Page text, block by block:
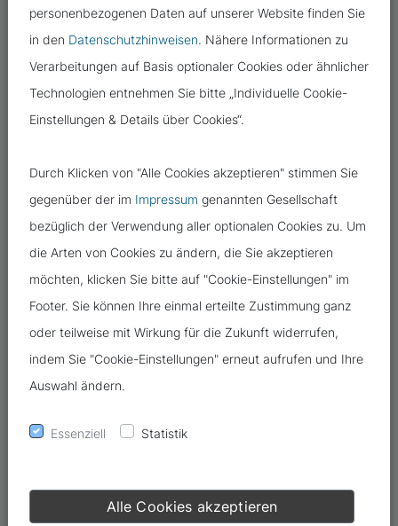
VORSICHT BEI SAMMELMAILS MIT
OFFENEM VERTEILER
personenbezogenen Daten auf unserer Website finden Sie
in den Datenschutzhinweisen. Nähere Informationen zu
Verarbeitungen auf Basis optionaler Cookies oder ähnlicher
Technologien entnehmen Sie bitte „Individuelle Cookie-
Einstellungen & Details über Cookies“.
Durch Klicken von "Alle Cookies akzeptieren" stimmen Sie
gegenüber der im Impressum genannten Gesellschaft
bezüglich der Verwendung aller optionalen Cookies zu. Um
die Arten von Cookies zu ändern, die Sie akzeptieren
möchten, klicken Sie bitte auf "Cookie-Einstellungen" im
Footer. Sie können Ihre einmal erteilte Zustimmung ganz
oder teilweise mit Wirkung für die Zukunft widerrufen,
indem Sie "Cookie-Einstellungen" erneut aufrufen und Ihre
Auswahl ändern.
Essenziell Statistik
Alle Cookies akzeptieren